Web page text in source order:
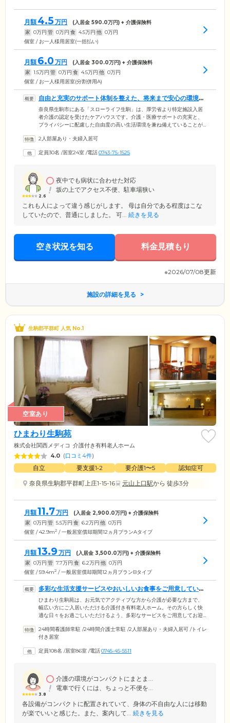
月額 4.5 万円 (入居金 590.0万円) + 介護保険料
家 0万円 管 0万円 食 4.5万円 他 0万円
個室 / お一人様用居室(一括払い)
月額 6.0 万円 (入居金 300.0万円) + 介護保険料
家 1.5万円 管 0万円 食 4.5万円 他 0万円
個室 / お一人様用居室(分割併用A)
自由と充実のサポート体制を整えた、将来まで安心の環境で
す
奈良県生駒市にある「スローライフ生駒」は、厚労省より特定施設入居
者介護の認定を受けたケアハウスです。介護・医療サポートの充実と、
プライバシーに配慮した自由度の高い生活環境を兼ね備えていることが
のひととおりのことができる「自立」の方から、要介護5の方まで幅広く
和貴会」は、関西を中心に複数の医療・介護施設を運営。系列機関との
2人部屋あり・夫婦入居可
定員30名 /居室24室 /電話0743-75-1525
2.6
夜中でも病状に合わせた対応
坂の上でアクセス不便、駐車場狭い
これも人によって違う感じがします。 母は自分である程度はこな
していたので、普通にしました。 可... 続きを見る
空き状況を知る 料金見積もり
※2026/07/08更新
施設の詳細を見る
生駒郡平群町 人気 No.1
空室あり
ひまわり生駒苑
株式会社関西メディコ 介護付き有料老人ホーム
4.0 (口コミ4件)
自立 要支援1•2 要介護1〜5
認知症可
奈良県生駒郡平群町上庄1-15-16
元山上口駅から 徒歩3分
月額11.7万円 (入居金 2,900.0万円) + 介護保険料
家 0万円 管 5.5万円 食 6.2万円 他 0万円
個室 / 42.9m2 / 一般居室償却期間12ヵ月プランAタイプ
月額13.9 万円 (入居金 3,500.0万円) + 介護保険料
家 0万円 管 7.7万円 食 6.2万円 他 0万円
個室 / 59.4m2 / 一般居室償却期間12ヵ月プランBタイプ
多彩な生活支援サービスやおいしいお食事をご用意していま
す
ひまわり生駒苑は、お元気でアクティブな方から介護が必要な方まで、
幅広い方にご入居いただける介護付き有料老人ホーム。その方らしく快
適な日々をお過ごしいただけるよう、多彩なサービスをご用意してお迎
生活相談・家事支援・レクリエーションやイベントなどをご提供。ご入
居者様の暮らしをきめ細やかにサポートいたします。お食事は予約にて
だけます。旬の食材をふんだんに使った行事食もお楽しみください。ま
24時間看護師常駐 /24時間介護士常駐 /2人部屋あり・夫婦入居可 /トイレ
付き居室
定員108名 /居室86室 /電話0745-45-5511
3.8
介護の環境がコンパクトにまとま...
電車で行くには、ちょっと不便を...
各設備がコンパクトに配置されていて、身体の不自由な人には移動
が楽でいいと感じた。また、案内して... 続きを見る